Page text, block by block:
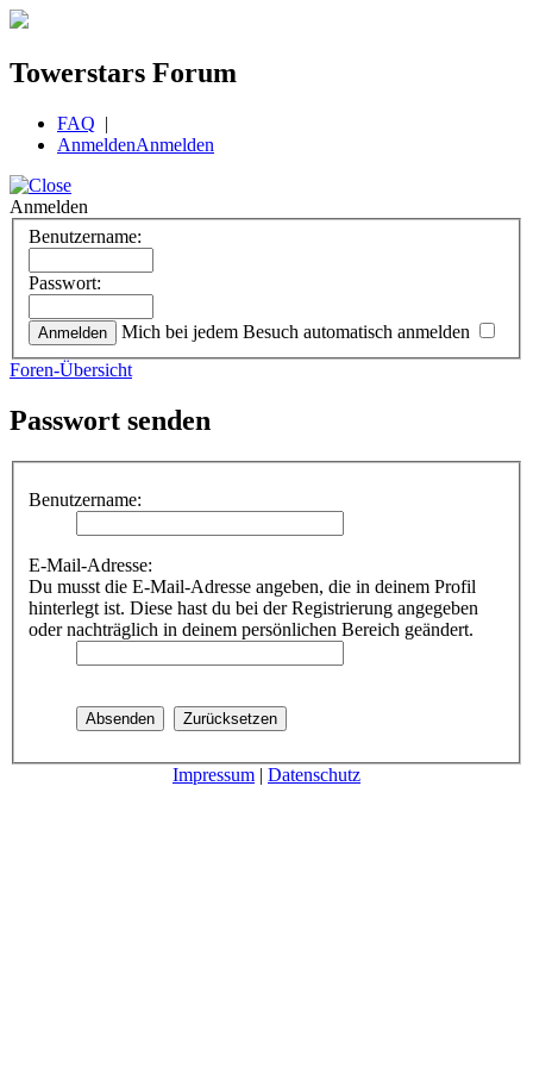
Towerstars Forum
FAQ |
AnmeldenAnmelden
Anmelden
Benutzername:
Passwort:
Mich bei jedem Besuch automatisch anmelden
Foren-Übersicht
Passwort senden
Benutzername:
E-Mail-Adresse:
Du musst die E-Mail-Adresse angeben, die in deinem Profil
hinterlegt ist. Diese hast du bei der Registrierung angegeben
oder nachträglich in deinem persönlichen Bereich geändert.
Impressum | Datenschutz